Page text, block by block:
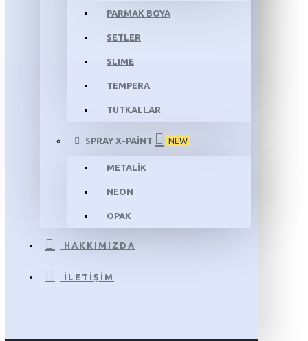
PARMAK BOYA
SETLER
SLIME
TEMPERA
TUTKALLAR
SPRAY X-PAINT NEW
METALİK
NEON
OPAK
HAKKIMIZDA
İLETIŞIM